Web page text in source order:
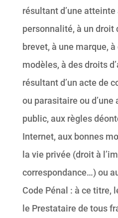
résultant d’une
personnalité, à un droit
brevet, à une marque,
modèles, à des droits
résultant d’un acte de
ou parasitaire ou d’une
public, aux règles
Internet, aux bonnes
la vie privée (droit à
correspondance…) ou
Code Pénal : à ce titre,
le Prestataire de tous